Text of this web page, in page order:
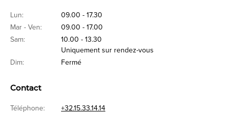
Lun:
09.00 - 17.30
Mar - Ven:
09.00 - 17.00
Sam:
10.00 - 13.30
Uniquement sur rendez-vous
Dim:
Fermé
Contact
Téléphone:
+32.15.33.14.14